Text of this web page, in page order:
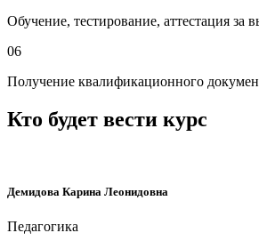
Обучение, тестирование, аттестация за
06
Получение квалификационного
Кто будет вести курс
Демидова Карина Леонидовна
Педагогика